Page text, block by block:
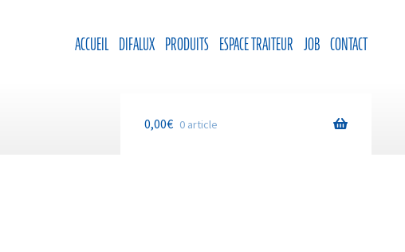
ACCUEIL DIFALUX PRODUITS ESPACE TRAITEUR JOB CONTACT
0,00€ 0 article